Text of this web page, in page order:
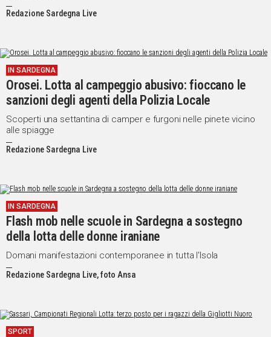
Redazione Sardegna Live
IN SARDEGNA
Orosei. Lotta al campeggio abusivo: fioccano le
sanzioni degli agenti della Polizia Locale
Scoperti una settantina di camper e furgoni nelle pinete vicino
alle spiagge
Redazione Sardegna Live
IN SARDEGNA
Flash mob nelle scuole in Sardegna a sostegno
della lotta delle donne iraniane
Domani manifestazioni contemporanee in tutta l'Isola
Redazione Sardegna Live, foto Ansa
SPORT